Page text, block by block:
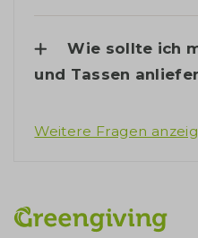
Wie sollte ich
und Tassen
Weitere Fragen